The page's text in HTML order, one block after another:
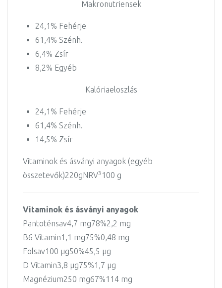
Makronutriensek
24,1% Fehérje
61,4% Szénh.
6,4% Zsír
8,2% Egyéb
Kalóriaeloszlás
24,1% Fehérje
61,4% Szénh.
14,5% Zsír
Vitaminok és ásványi anyagok (egyéb
összetevők)220gNRV3 100 g
Vitaminok és ásványi anyagok
Pantoténsav4,7 mg78%2,2 mg
B6 Vitamin1,1 mg75%0,48 mg
Folsav100 µg50%45,5 µg
D Vitamin3,8 µg75%1,7 µg
Magnézium250 mg67%114 mg